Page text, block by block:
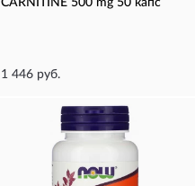
CARNITINE 500 mg 50 капс
1 446 руб.